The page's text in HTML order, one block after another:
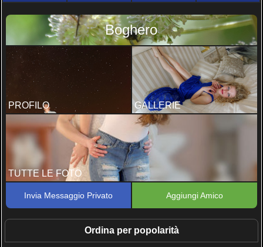
Boghero
PROFILO GALLERIE
TUTTE LE FOTO
Invia Messaggio Privato Aggiungi Amico
Ordina per popolarità